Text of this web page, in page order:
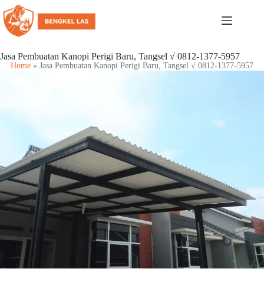
Jasa Pembuatan Kanopi Perigi Baru, Tangsel √ 0812-1377-5957
Home » Jasa Pembuatan Kanopi Perigi Baru, Tangsel √ 0812-1377-5957